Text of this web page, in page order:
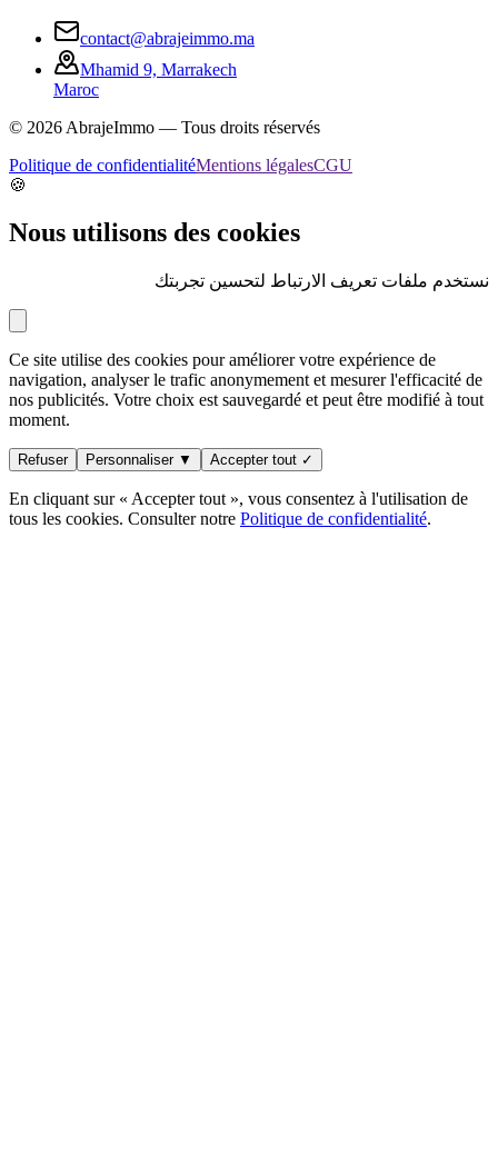
contact@abrajeimmo.ma
Mhamid 9, Marrakech
Maroc
© 2026AbrajeImmo — Tous droits réservés
Politique de confidentialitéMentions légalesCGU
🍪
Nous utilisons des cookies
نستخدم ملفات تعريف الارتباط لتحسين تجربتك
Ce site utilise des cookies pour améliorer votre expérience de
navigation, analyser le trafic anonymement et mesurer l'efficacité de
nos publicités. Votre choix est sauvegardé et peut être modifié à tout
moment.
Refuser Personnaliser ▼ Accepter tout ✓
En cliquant sur « Accepter tout », vous consentez à l'utilisation de
tous les cookies. Consulter notre Politique de confidentialité.